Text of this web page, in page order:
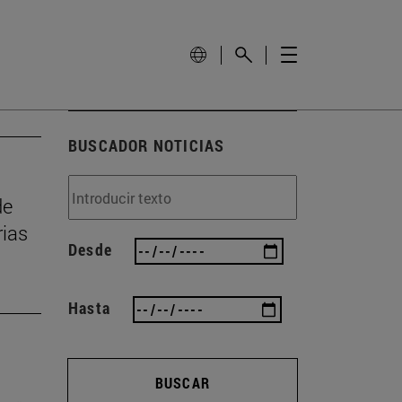
BUSCADOR NOTICIAS
Desde
Hasta
BUSCAR